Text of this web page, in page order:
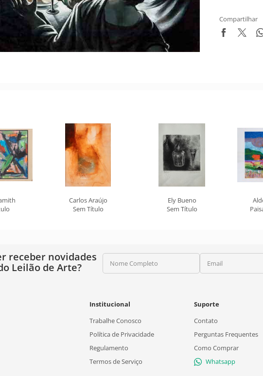
Compartilhar
Carlos Araújo
Sem Título
Ely Bueno
Sem Título
receber novidades
Leilão de Arte?
Nome Completo Email
Institucional
Trabalhe Conosco
Política de Privacidade
Regulamento
Termos de Serviço
Suporte
Contato
Perguntas Frequentes
Como Comprar
Whatsapp